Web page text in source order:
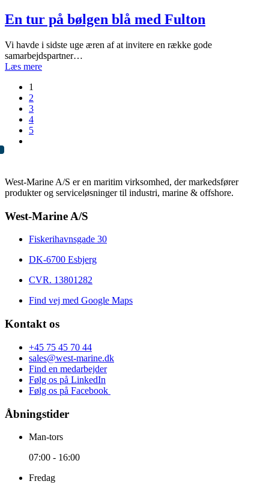
En tur på bølgen blå med Fulton
Vi havde i sidste uge æren af at invitere en række gode
samarbejdspartner…
Læs mere
1
2
3
4
5
West-Marine A/S er en maritim virksomhed, der markedsfører
produkter og serviceløsninger til industri, marine & offshore.
West-Marine A/S
Fiskerihavnsgade 30
DK-6700 Esbjerg
CVR. 13801282
Find vej med Google Maps
Kontakt os
+45 75 45 70 44
sales@west-marine.dk
Find en medarbejder
Følg os på LinkedIn
Følg os på Facebook
Åbningstider
Man-tors
07:00 - 16:00
Fredag